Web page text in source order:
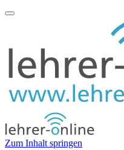
Zum Inhalt springen